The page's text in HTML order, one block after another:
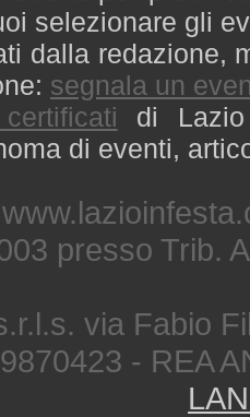
selezionare gli
dalla redazione,
segnala un
di
di eventi,
presso Trib.
via Fabio
- REA